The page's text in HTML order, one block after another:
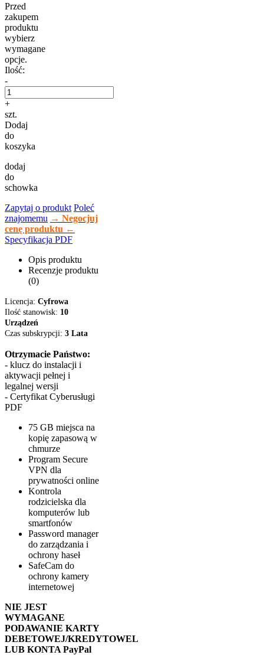
Przed
zakupem
produktu
wybierz
wymagane
opcje.
Ilość:
-
+
szt.
Dodaj
do
koszyka
dodaj
do
schowka
Zapytaj o produkt Poleć
znajomemu → Negocjuj
cenę produktu ←
Specyfikacja PDF
Opis produktu
Recenzje produktu
(0)
Licencja: Cyfrowa
Ilość stanowisk: 10
Urządzeń
Czas subskrypcji: 3 Lata
Otrzymacie Państwo:
- klucz do instalacji i
aktywacji pełnej i
legalnej wersji
- Certyfikat Cyberusługi
PDF
75 GB miejsca na
kopię zapasową w
chmurze
Program Secure
VPN dla
prywatności online
Kontrola
rodzicielska dla
komputerów lub
smartfonów
Password manager
do zarządzania i
ochrony haseł
SafeCam do
ochrony kamery
internetowej
NIE JEST
WYMAGANE
PODAWANIE KARTY
DEBETOWEJ/KREDYTOWEL
LUB KONTA PayPal